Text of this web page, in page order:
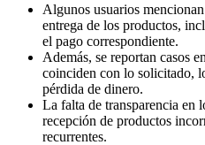
Algunos usuarios
entrega de los productos,
el pago correspondiente.
Además, se reportan casos
coinciden con lo solicitado,
pérdida de dinero.
La falta de transparencia en
recepción de productos
recurrentes.